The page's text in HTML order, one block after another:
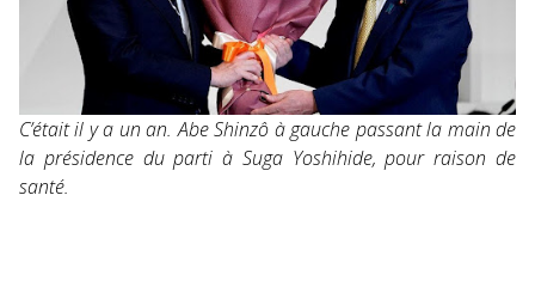
C’était il y a un an. Abe Shinzô à gauche passant la main de
la présidence du parti à Suga Yoshihide, pour raison de
santé.